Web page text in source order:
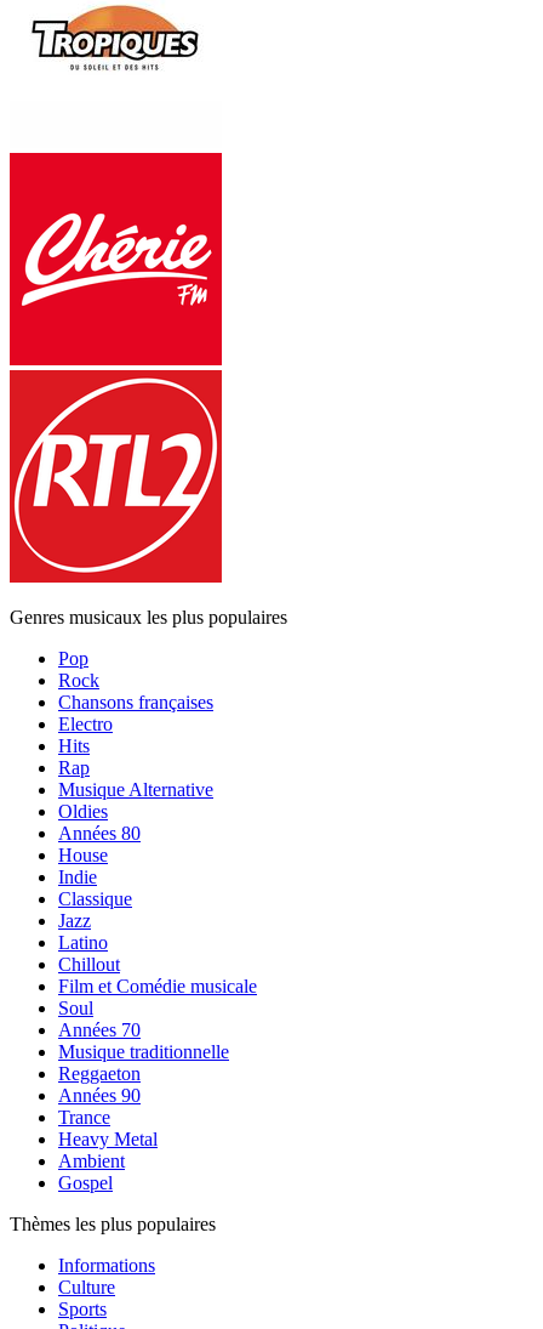
Genres musicaux les plus populaires
Pop
Rock
Chansons françaises
Electro
Hits
Rap
Musique Alternative
Oldies
Années 80
House
Indie
Classique
Jazz
Latino
Chillout
Film et Comédie musicale
Soul
Années 70
Musique traditionnelle
Reggaeton
Années 90
Trance
Heavy Metal
Ambient
Gospel
Thèmes les plus populaires
Informations
Culture
Sports